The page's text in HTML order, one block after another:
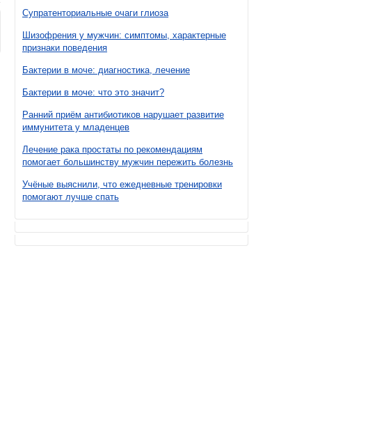
Супратенториальные очаги глиоза
Шизофрения у мужчин: симптомы, характерные
признаки поведения
Бактерии в моче: диагностика, лечение
Бактерии в моче: что это значит?
Ранний приём антибиотиков нарушает развитие
иммунитета у младенцев
Лечение рака простаты по рекомендациям
помогает большинству мужчин пережить болезнь
Учёные выяснили, что ежедневные тренировки
помогают лучше спать